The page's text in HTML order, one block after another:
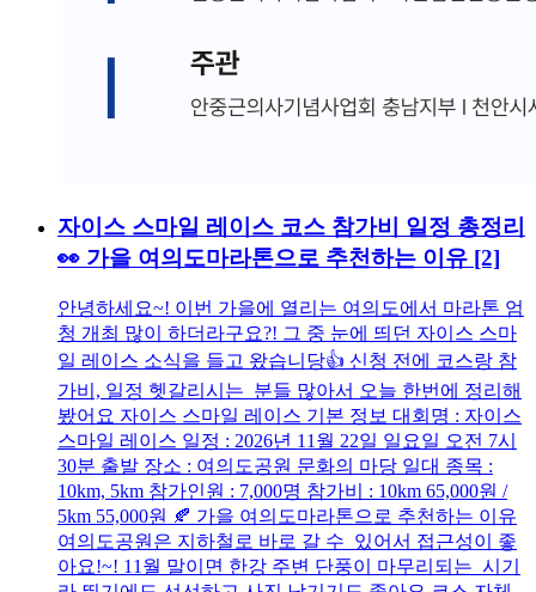
자이스 스마일 레이스 코스 참가비 일정 총정리
👀 가을 여의도마라톤으로 추천하는 이유 [2]
안녕하세요~! 이번 가을에 열리는 여의도에서 마라톤 엄
청 개최 많이 하더라구요?! 그 중 눈에 띄던 자이스 스마
일 레이스 소식을 들고 왔습니당👍 신청 전에 코스랑 참
가비, 일정 헷갈리시는 분들 많아서 오늘 한번에 정리해
봤어요 자이스 스마일 레이스 기본 정보 대회명 : 자이스
스마일 레이스 일정 : 2026년 11월 22일 일요일 오전 7시
30분 출발 장소 : 여의도공원 문화의 마당 일대 종목 :
10km, 5km 참가인원 : 7,000명 참가비 : 10km 65,000원 /
5km 55,000원 🍂 가을 여의도마라톤으로 추천하는 이유
여의도공원은 지하철로 바로 갈 수 있어서 접근성이 좋
아요!~! 11월 말이면 한강 주변 단풍이 마무리되는 시기